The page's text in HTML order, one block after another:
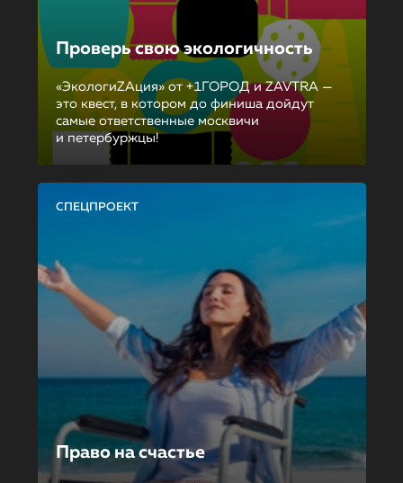
Проверь свою экологичность
«ЭкологиZAция» от +1ГОРОД и ZAVTRA —
это квест, в котором до финиша дойдут
самые ответственные москвичи
и петербуржцы!
СПЕЦПРОЕКТ
Право на счастье